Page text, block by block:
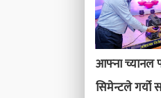
आफ्ना च्यानल
सिमेन्टले गर्यो